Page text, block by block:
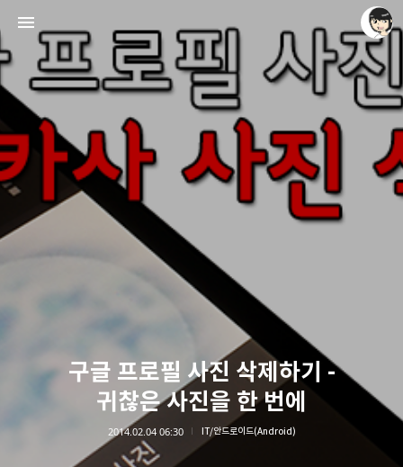
구글 프로필 사진 삭제하기 -
귀찮은 사진을 한 번에
2014.02.04 06:30 IT/안드로이드(Android)
레이니아